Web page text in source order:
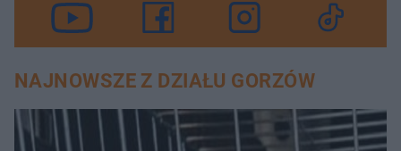
NAJNOWSZE Z DZIAŁU GORZÓW